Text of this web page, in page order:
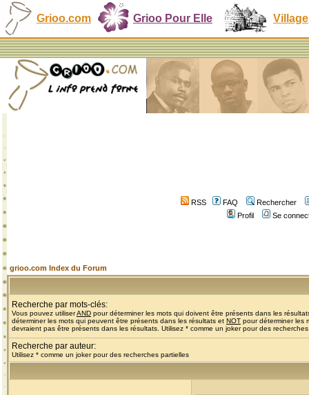
Grioo.com Grioo Pour Elle Village
RSS FAQ
Rechercher
Profil
Se
grioo.com Index du Forum
Recherche par mots-clés:
Vous pouvez utiliserAND pour déterminer les mots qui doivent être présents dans les
déterminer les mots qui peuvent être présents dans les résultats et NOT pour déterminer les
devraient pas être présents dans les résultats. Utilisez * comme un joker pour des
Recherche par auteur:
Utilisez * comme un joker pour des recherches partielles